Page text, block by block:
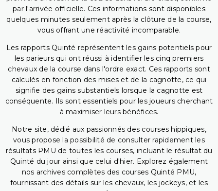
par l'arrivée officielle. Ces informations sont disponibles
quelques minutes seulement après la clôture de la course,
vous offrant une réactivité incomparable.
Les rapports Quinté représentent les gains potentiels pour
les parieurs qui ont réussi à identifier les cinq premiers
chevaux de la course dans l'ordre exact. Ces rapports sont
calculés en fonction des mises et de la cagnotte, ce qui
signifie des gains substantiels lorsque la cagnotte est
conséquente. Ils sont essentiels pour les joueurs cherchant
à maximiser leurs bénéfices.
Notre site, dédié aux passionnés des courses hippiques,
vous propose la possibilité de consulter rapidement les
résultats PMU de toutes les courses, incluant le résultat du
Quinté du jour ainsi que celui d'hier. Explorez également
nos archives complètes des courses Quinté PMU,
fournissant des détails sur les chevaux, les jockeys, et les